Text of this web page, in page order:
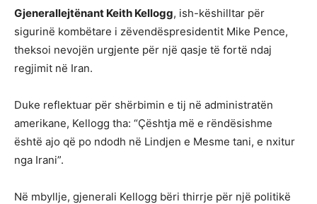
Gjenerallejtënant Keith Kellogg, ish-këshilltar për
sigurinë kombëtare i zëvendëspresidentit Mike Pence,
theksoi nevojën urgjente për një qasje të fortë ndaj
regjimit në Iran.
Duke reflektuar për shërbimin e tij në administratën
amerikane, Kellogg tha: “Çështja më e rëndësishme
është ajo që po ndodh në Lindjen e Mesme tani, e nxitur
nga Irani”.
Në mbyllje, gjenerali Kellogg bëri thirrje për një politikë